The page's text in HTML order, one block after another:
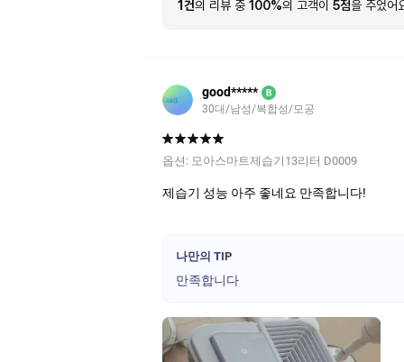
1건의 리뷰 중 100%의 고객이 5점을 주었어
good***** B
30대/남성/복합성/모공
옵션: 모아스마트제습기13리터 D0009
제습기 성능 아주 좋네요 만족합니다!
나만의 TIP
만족합니다